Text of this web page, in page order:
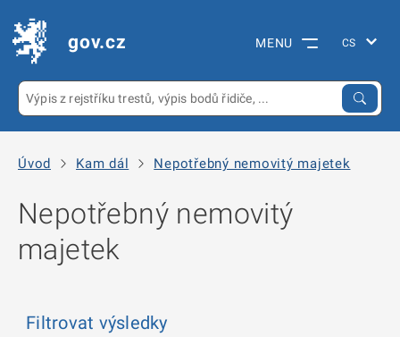
gov.cz MENU
Úvod Kam dál Nepotřebný nemovitý majetek
Nepotřebný nemovitý
majetek
Filtrovat výsledky